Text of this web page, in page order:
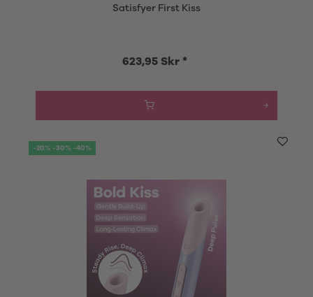
Satisfyer First Kiss
623,95 Skr *
-20% -30% -40%